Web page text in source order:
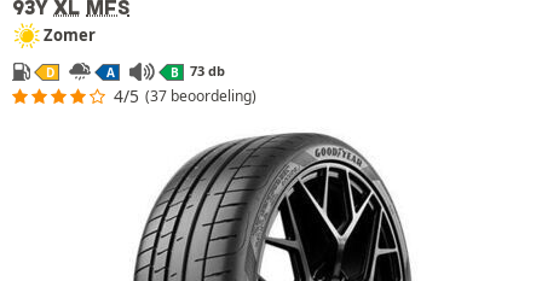
93Y XL MFS
Zomer
D A B 73 db
4/5 (37 beoordeling)